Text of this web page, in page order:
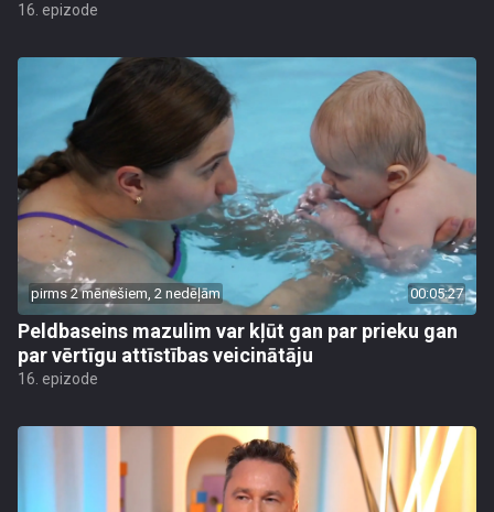
16. epizode
pirms 2 mēnešiem, 2 nedēļām 00:05:27
Peldbaseins mazulim var kļūt gan par prieku gan
par vērtīgu attīstības veicinātāju
16. epizode